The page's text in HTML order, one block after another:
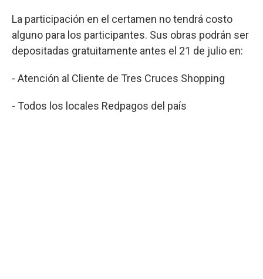
La participación en el certamen no tendrá costo
alguno para los participantes. Sus obras podrán ser
depositadas gratuitamente antes el 21 de julio en:
- Atención al Cliente de Tres Cruces Shopping
- Todos los locales Redpagos del país